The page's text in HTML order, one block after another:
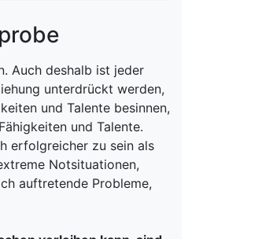
Auch deshalb ist jeder
unterdrückt werden,
und Talente besinnen,
und Talente.
erfolgreicher zu sein als
Notsituationen,
auftretende Probleme,